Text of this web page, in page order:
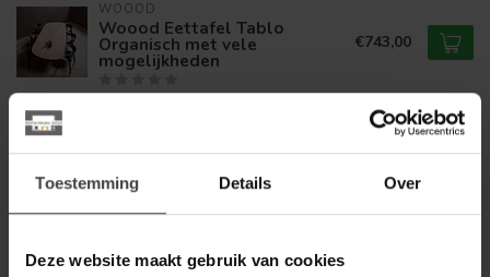
Toestemming Details Over
Deze website maakt gebruik van cookies
WOOOD
Woood Eettafel Tablo
Organisch met vele
mogelijkheden
€743,00
WoonMax Salontafel Cubik - €279,00
By Boo Salontafel Patterna -